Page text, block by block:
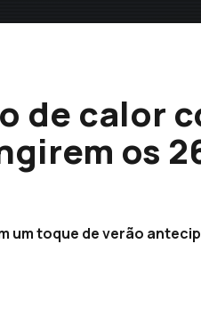
de calor
os
um toque de verão